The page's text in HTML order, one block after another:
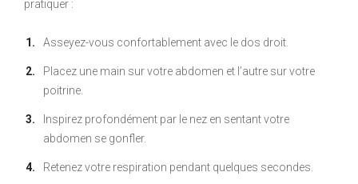
pratiquer :
Asseyez-vous confortablement avec le dos droit.
Placez une main sur votre abdomen et l’autre sur votre
poitrine.
Inspirez profondément par le nez en sentant votre
abdomen se gonfler.
Retenez votre respiration pendant quelques secondes.